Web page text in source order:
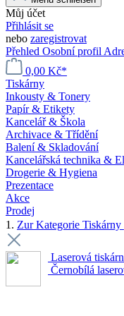
Můj účet
Přihlásit se
nebo zaregistrovat
Přehled Osobní profil
0,00 Kč*
Tiskárny
Inkousty & Tonery
Papír & Etikety
Kancelář & Škola
Archivace & Třídění
Balení & Skladování
Kancelářská technika &
Drogerie & Hygiena
Prezentace
Akce
Prodej
1. Zur Kategorie Tiskárny
Laserová
Černobílá